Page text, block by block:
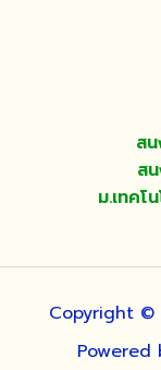
ส
ส
ม.เทคโ
Copyright ©